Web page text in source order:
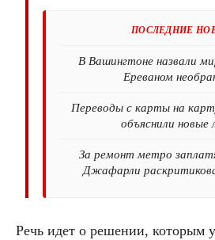
ПОСЛЕДНИЕ
В Вашингтоне назвали
Ереваном
Переводы с карты на
объяснили
За ремонт метро
Джафарли
Речь идет о решении, которым